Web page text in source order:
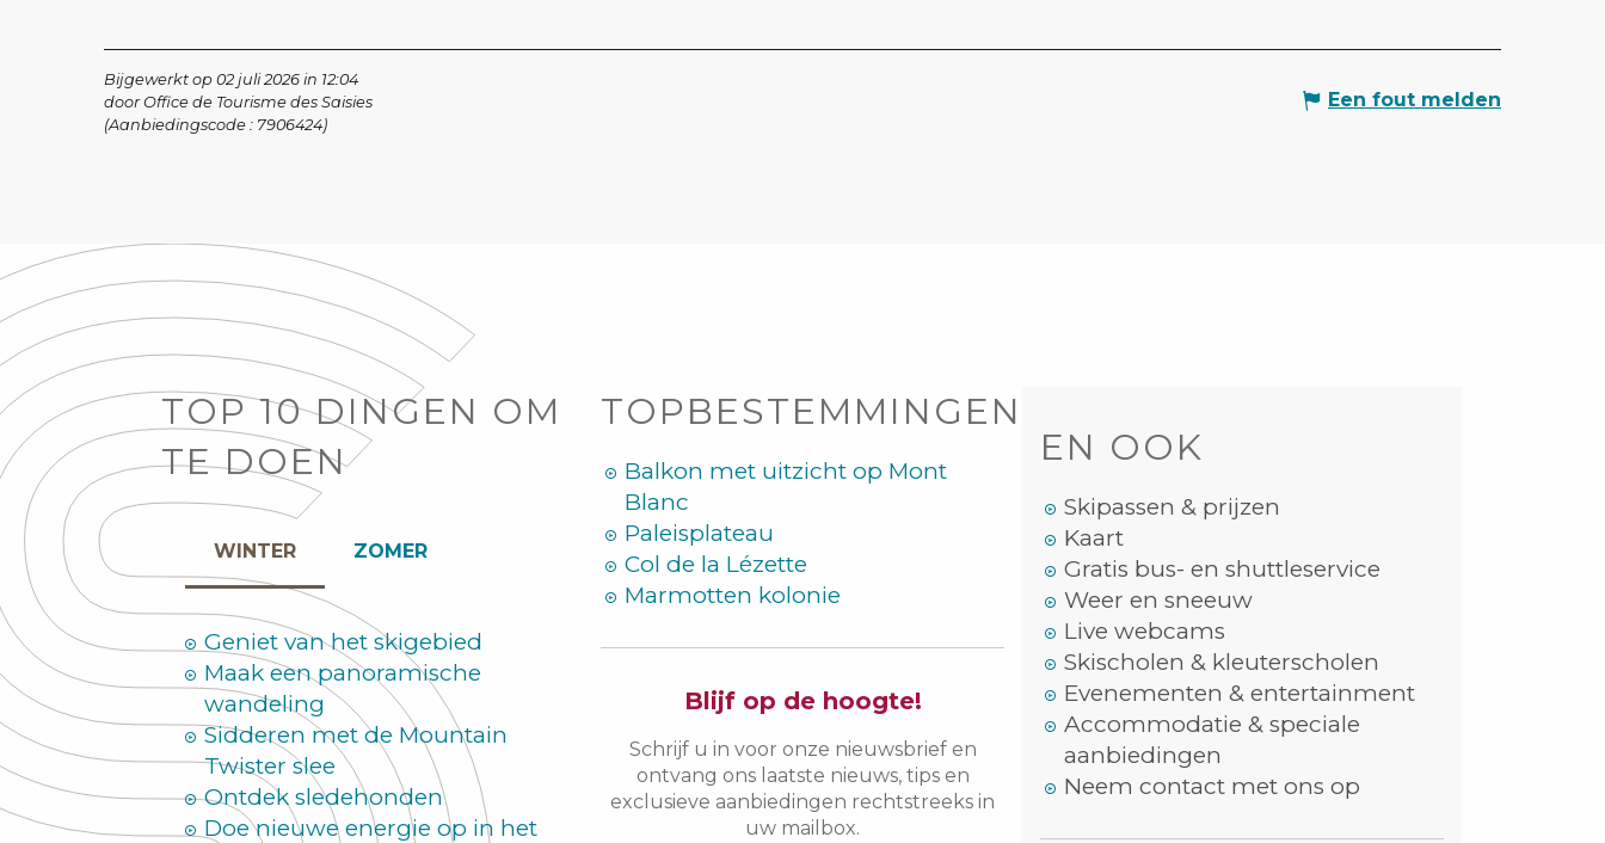
Bijgewerkt op 02 juli 2026 in 12:04
door Office de Tourisme des Saisies
(Aanbiedingscode : 7906424)
Een fout melden
TOP 10 DINGEN OM
TE DOEN
WINTER ZOMER
Geniet van het skigebied
Maak een panoramische
wandeling
Sidderen met de Mountain
Twister slee
Ontdek sledehonden
Doe nieuwe energie op in het
TOPBESTEMMINGEN
Balkon met uitzicht op Mont
Blanc
Paleisplateau
Col de la Lézette
Marmotten kolonie
Blijf op de hoogte!
Schrijf u in voor onze nieuwsbrief en
ontvang ons laatste nieuws, tips en
exclusieve aanbiedingen rechtstreeks in
uw mailbox.
EN OOK
Skipassen & prijzen
Kaart
Gratis bus- en shuttleservice
Weer en sneeuw
Live webcams
Skischolen & kleuterscholen
Evenementen & entertainment
Accommodatie & speciale
aanbiedingen
Neem contact met ons op